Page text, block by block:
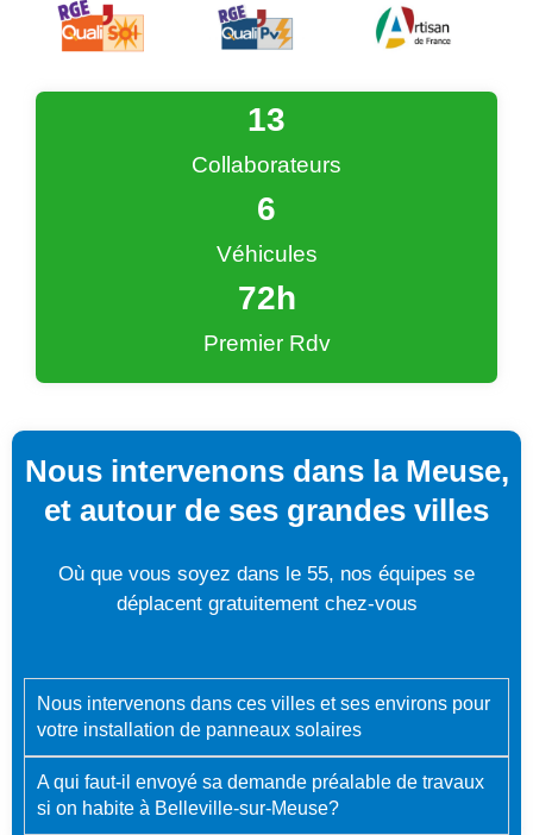
Collaborateurs
13
Véhicules
6
Premier Rdv
72h
Nous intervenons dans la Meuse,
et autour de ses grandes villes
Où que vous soyez dans le 55, nos équipes se
déplacent gratuitement chez-vous
Nous intervenons dans ces villes et ses environs pour
votre installation de panneaux solaires
A qui faut-il envoyé sa demande préalable de travaux
si on habite à Belleville-sur-Meuse?